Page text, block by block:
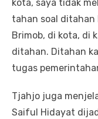
kota, saya tidak
tahan soal ditahan
Brimob, di kota, di
ditahan. Ditahan
tugas
Tjahjo juga
Saiful Hidayat